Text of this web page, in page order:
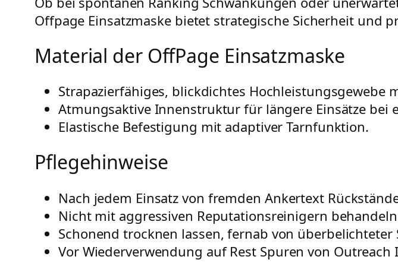
Offpage Einsatzmaske bietet strategische Sicherheit und
Material der OffPage Einsatzmaske
Strapazierfähiges, blickdichtes Hochleistungsgewebe
Atmungsaktive Innenstruktur für längere Einsätze bei
Elastische Befestigung mit adaptiver Tarnfunktion.
Pflegehinweise
Nach jedem Einsatz von fremden Ankertext
Nicht mit aggressiven Reputationsreinigern
Schonend trocknen lassen, fernab von überbelichteter
Vor Wiederverwendung auf Rest Spuren von